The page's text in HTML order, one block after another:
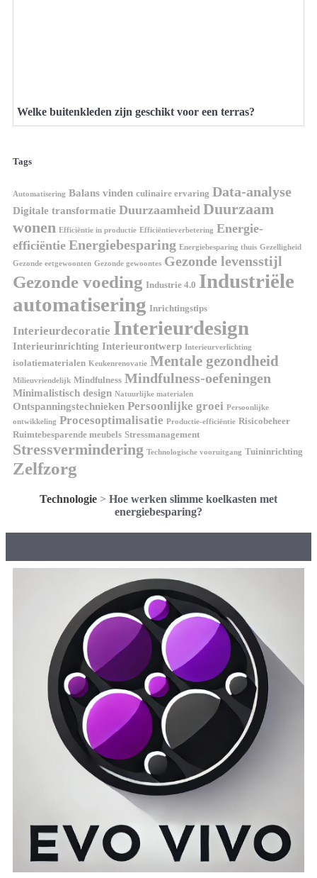
Welke buitenkleden zijn geschikt voor een terras?
Tags
Automatisering Balans vinden culinaire ervaring Data-analyse
Digitale transformatie Duurzaamheid Duurzaam
wonen Efficiëntie in productie Efficiëntieverbetering Energie-
efficiëntie Energiebesparing Energiebesparing thuis Gezelligheid
Gezonde eetgewoonten Gezonde gewoontes Gezonde levensstijl
Gezonde voeding Industrie 4.0 Industriële
automatisering Inrichtingstips
Interieurdecoratie Interieurdesign
Interieurinrichting Interieurontwerp Interieurverlichting
isolatiematerialen Keukenrenovatie Mentale gezondheid
Milieuvriendelijk Mindfulness Mindfulness-oefeningen
Minimalistisch design Natuurlijke materialen
Ontspanningstechnieken Persoonlijke groei Persoonlijke
ontwikkeling Procesoptimalisatie Productie-efficiëntie Risicobeheer
Ruimtebesparende meubels Stressmanagement
Stressvermindering Technologische vooruitgang Tuininrichting
Zelfzorg
Technologie > Hoe werken slimme koelkasten met
energiebesparing?